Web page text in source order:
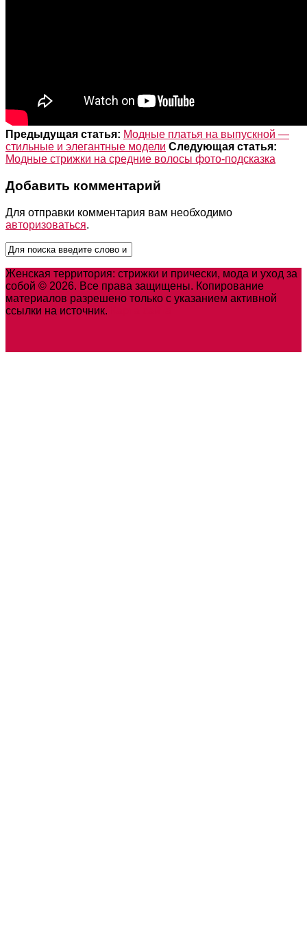
Предыдущая статья: Модные платья на выпускной —
стильные и элегантные модели Следующая статья:
Модные стрижки на средние волосы фото-подсказка
Добавить комментарий
Для отправки комментария вам необходимо
авторизоваться.
Женская территория: стрижки и прически, мода и уход за
собой © 2026. Все права защищены. Копирование
материалов разрешено только с указанием активной
ссылки на источник.